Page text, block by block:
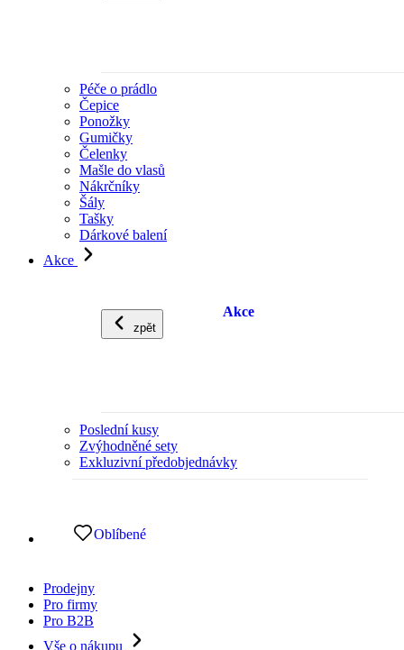
Péče o prádlo
Čepice
Ponožky
Gumičky
Čelenky
Mašle do vlasů
Nákrčníky
Šály
Tašky
Dárkové balení
Akce
zpět
Akce
Poslední kusy
Zvýhodněné sety
Exkluzivní předobjednávky
Oblíbené
Prodejny
Pro firmy
Pro B2B
Vše o nákupu